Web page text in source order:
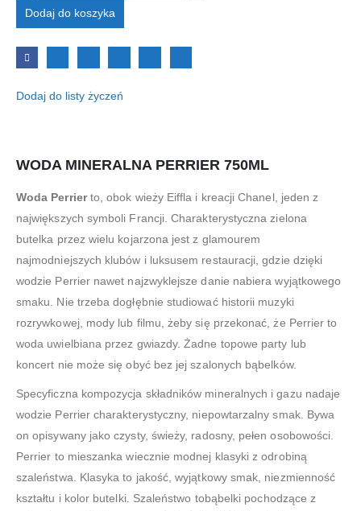
Dodaj do koszyka
Dodaj do listy życzeń
WODA MINERALNA PERRIER 750ML
Woda Perrierto, obok wieży Eiffla i kreacji Chanel, jeden z
największych symboli Francji. Charakterystyczna zielona
butelka przez wielu kojarzona jest z glamourem
najmodniejszych klubów i luksusem restauracji, gdzie dzięki
wodzie Perrier nawet najzwyklejsze danie nabiera wyjątkowego
smaku. Nie trzeba dogłębnie studiować historii muzyki
rozrywkowej, mody lub filmu, żeby się przekonać, że Perrier to
woda uwielbiana przez gwiazdy. Żadne topowe party lub
koncert nie może się obyć bez jej szalonych bąbelków.
Specyficzna kompozycja składników mineralnych i gazu nadaje
wodzie Perrier charakterystyczny, niepowtarzalny smak. Bywa
on opisywany jako czysty, świeży, radosny, pełen osobowości.
Perrier to mieszanka wiecznie modnej klasyki z odrobiną
szaleństwa. Klasyka to jakość, wyjątkowy smak, niezmienność
kształtu i kolor butelki. Szaleństwo tobąbelki pochodzące z